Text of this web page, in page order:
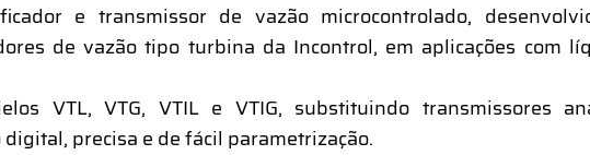
e transmissor de vazão microcontrolado,
de vazão tipo turbina da Incontrol, em aplicações com
VTL, VTG, VTIL e VTIG, substituindo transmissores
precisa e de fácil parametrização.